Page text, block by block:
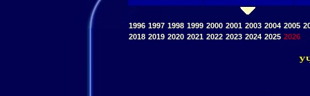
1996 1997 1998 1999 2000 2001 2003 2004 2005
2018 2019 2020 2021 2022 2023 2024 2025 2026